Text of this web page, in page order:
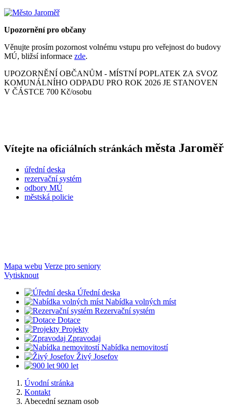
Upozornění pro občany
Věnujte prosím pozornost volnému vstupu pro veřejnost do budovy
MÚ, bližsí informace zde.
UPOZORNĚNÍ OBČANŮM - MÍSTNÍ POPLATEK ZA SVOZ
KOMUNÁLNÍHO ODPADU PRO ROK 2026 JE STANOVEN
V ČÁSTCE 700 Kč/osobu
Vítejte na oficiálních stránkách města Jaroměř
úřední deska
rezervační systém
odbory MÚ
městská policie
Mapa webu Verze pro seniory
Vytisknout
Úřední deska
Nabídka volných míst
Rezervační systém
Dotace
Projekty
Zpravodaj
Nabídka nemovitostí
Živý Josefov
900 let
Úvodní stránka
Kontakt
Abecední seznam osob